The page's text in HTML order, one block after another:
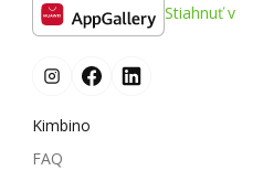
Stiahnuť v
Kimbino
FAQ